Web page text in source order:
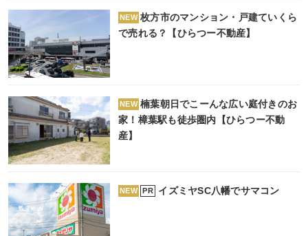
NEW 枚方市のマンション・戸建ていくら
で売れる？【ひらつー不動産】
NEW 楠葉朝日でこーんな広い庭付きのお
家！樟葉駅も徒歩圏内【ひらつー不動
産】
NEW PR イズミヤSC八幡でサマコン